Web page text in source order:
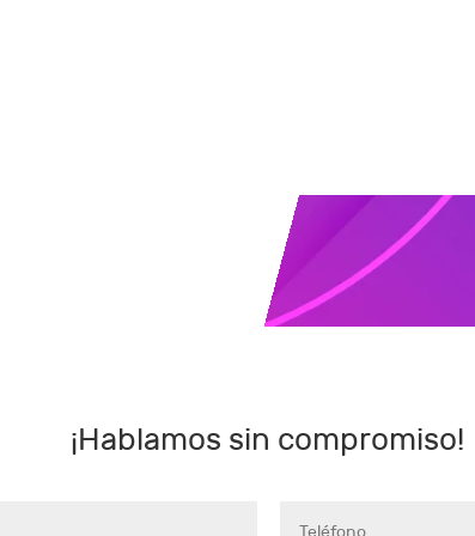
¡Hablamos sin compromiso!